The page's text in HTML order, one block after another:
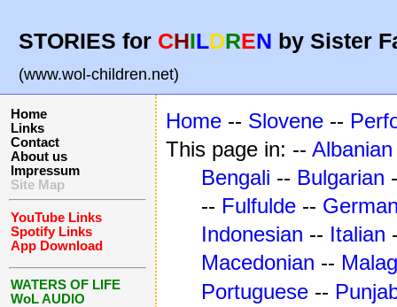
STORIES for CHILDREN by Sister
(www.wol-children.net)
Home
Links
Contact
About us
Impressum
Site Map
YouTube Links
Spotify Links
App Download
WATERS OF LIFE
WoL AUDIO
Home -- Slovene --
This page in: -- Albanian
Bengali -- Bulgarian
-- Fulfulde --
Indonesian -- Italian
Macedonian --
Portuguese --